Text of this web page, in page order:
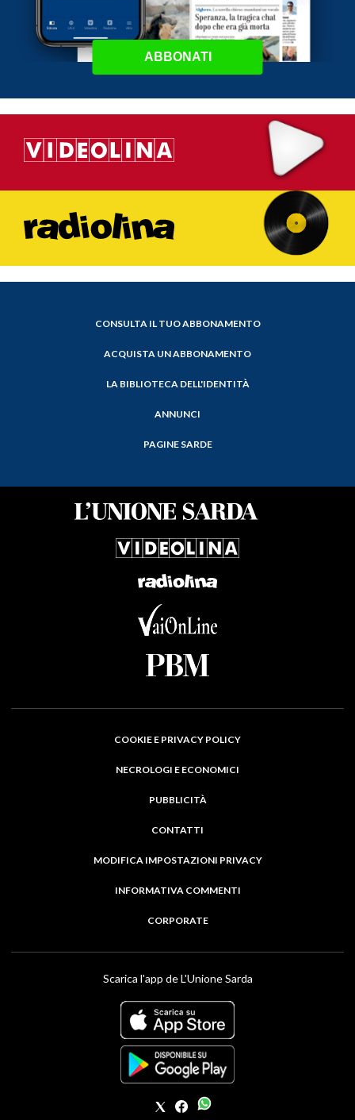
ABBONATI
CONSULTA IL TUO ABBONAMENTO
ACQUISTA UN ABBONAMENTO
LA BIBLIOTECA DELL'IDENTITÀ
ANNUNCI
PAGINE SARDE
COOKIE E PRIVACY POLICY
NECROLOGI E ECONOMICI
PUBBLICITÀ
CONTATTI
MODIFICA IMPOSTAZIONI PRIVACY
INFORMATIVA COMMENTI
CORPORATE
Scarica l'app de L'Unione Sarda